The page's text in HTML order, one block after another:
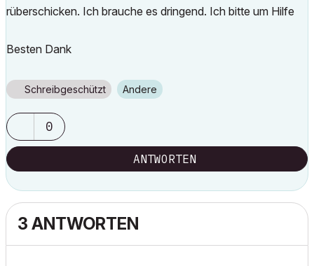
rüberschicken. Ich brauche es dringend. Ich bitte um Hilfe
Besten Dank
Schreibgeschützt Andere
0
ANTWORTEN
3 ANTWORTEN